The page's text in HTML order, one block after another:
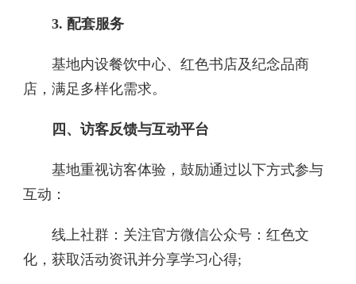
3. 配套服务‌
基地内设餐饮中心、红色书店及纪念品商
店，满足多样化需求。
四、访客反馈与互动平台‌
基地重视访客体验，鼓励通过以下方式参与
互动：
线上社群‌：关注官方微信公众号：红色文
化，获取活动资讯并分享学习心得;